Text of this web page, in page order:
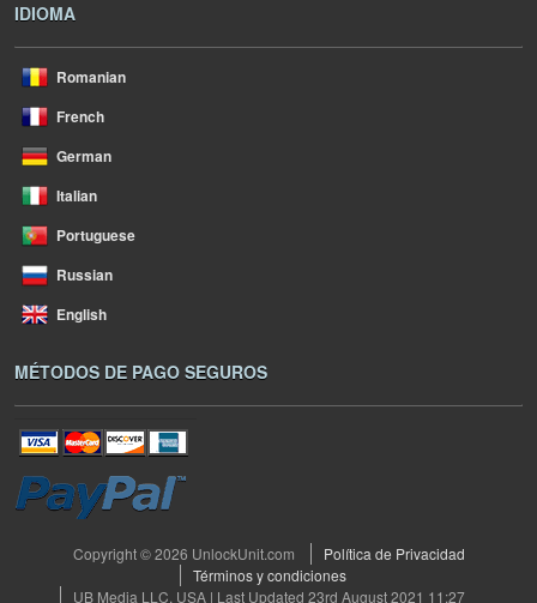
IDIOMA
Romanian
French
German
Italian
Portuguese
Russian
English
MÉTODOS DE PAGO SEGUROS
Copyright © 2026 UnlockUnit.com
Política de Privacidad
Términos y condiciones
UB Media LLC, USA | Last Updated 23rd August 2021 11:27